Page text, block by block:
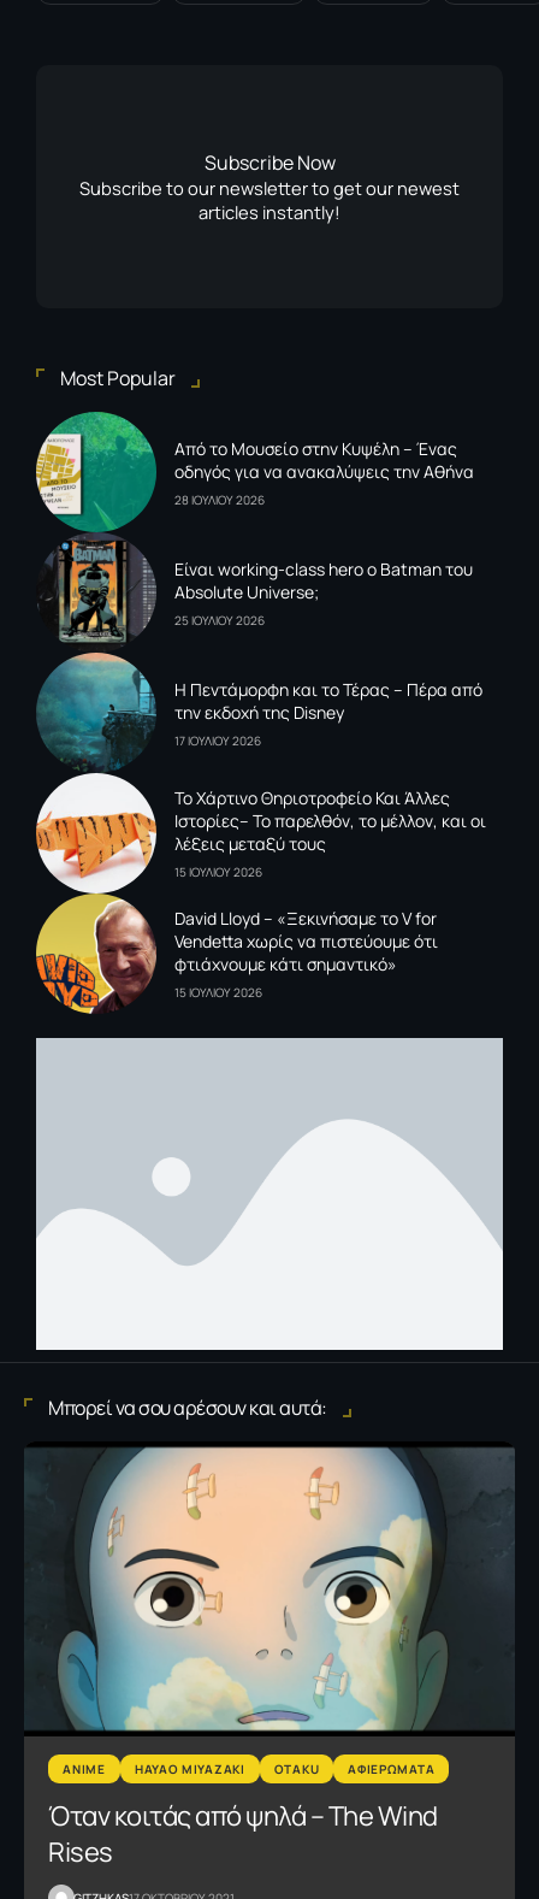
Subscribe Now
Subscribe to our newsletter to get our newest
articles instantly!
Most Popular
Από το Μουσείο στην Κυψέλη – Ένας
οδηγός για να ανακαλύψεις την Αθήνα
28 ΙΟΥΛΙΟΥ 2026
Είναι working-class hero ο Batman του
Absolute Universe;
25 ΙΟΥΛΙΟΥ 2026
Η Πεντάμορφη και το Τέρας – Πέρα από
την εκδοχή της Disney
17 ΙΟΥΛΙΟΥ 2026
To Xάρτινο Θηριοτροφείο Και Άλλες
Ιστορίες– Το παρελθόν, το μέλλον, και οι
λέξεις μεταξύ τους
15 ΙΟΥΛΙΟΥ 2026
David Lloyd – «Ξεκινήσαμε το V for
Vendetta χωρίς να πιστεύουμε ότι
φτιάχνουμε κάτι σημαντικό»
15 ΙΟΥΛΙΟΥ 2026
Μπορεί να σου αρέσουν και αυτά:
ANIME HAYAO MIYAZAKI OTAKU ΑΦΙΕΡΩΜΑΤΑ
Όταν κοιτάς από ψηλά – The Wind
Rises